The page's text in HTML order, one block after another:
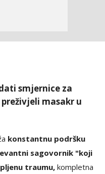
smjernice za
masakr u
konstantnu podršku
sagovornik "koji
traumu, kompletna